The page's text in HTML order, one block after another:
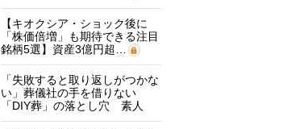
【キオクシア・ショック後に
「株価倍増」も期待できる注目
銘柄5選】資産3億円超…
「失敗すると取り返しがつかな
い」葬儀社の手を借りない
「DIY葬」の落とし穴 素人
に…